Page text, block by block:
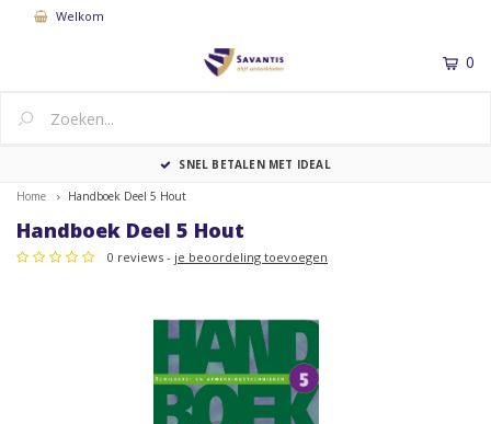
Welkom
0
SNEL BETALEN MET IDEAL
Home Handboek Deel 5 Hout
Handboek Deel 5 Hout
0 reviews - je beoordeling toevoegen